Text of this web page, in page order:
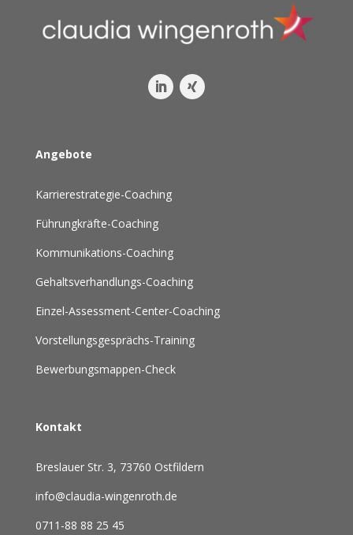
Angebote
Karrierestrategie-Coaching
Führungkräfte-Coaching
Kommunikations-Coaching
Gehaltsverhandlungs-Coaching
Einzel-Assessment-Center-Coaching
Vorstellungsgesprächs-Training
Bewerbungsmappen-Check
Kontakt
Breslauer Str. 3, 73760 Ostfildern
info@claudia-wingenroth.de
0711-88 88 25 45